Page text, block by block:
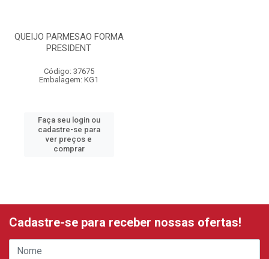
QUEIJO PARMESAO FORMA
PRESIDENT
Código: 37675
Embalagem: KG1
Faça seu login ou
cadastre-se para
ver preços e
comprar
Cadastre-se para receber nossas ofertas!